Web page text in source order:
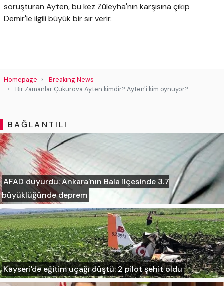
soruşturan Ayten, bu kez Züleyha'nın karşısına çıkıp
Demir'le ilgili büyük bir sır verir.
Homepage
Breaking News
Bir Zamanlar Çukurova Ayten kimdir? Ayten'i kim oynuyor?
BAĞLANTILI
AFAD duyurdu: Ankara'nın Bala ilçesinde 3.7
büyüklüğünde deprem
Kayseri'de eğitim uçağı düştü: 2 pilot şehit oldu